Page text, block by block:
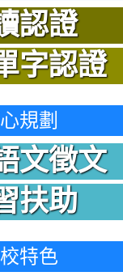
認證
字認證
規劃
文徵文
扶助
特色